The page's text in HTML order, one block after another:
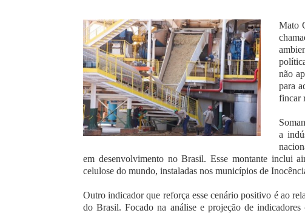
Mato
não
para
fincar
a
em desenvolvimento no Brasil. Esse montante inclui
celulose do mundo, instaladas nos municípios de
Outro indicador que reforça esse cenário positivo é ao
do Brasil. Focado na análise e projeção de